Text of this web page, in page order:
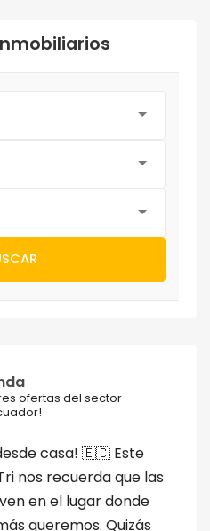
ofertas del sector